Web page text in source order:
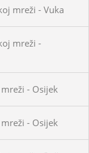
mreži - Vuka
mreži -
- Osijek
- Osijek